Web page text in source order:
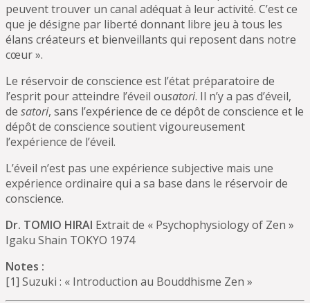
peuvent trouver un canal adéquat à leur activité. C’est ce
que je désigne par liberté donnant libre jeu à tous les
élans créateurs et bienveillants qui reposent dans notre
cœur ».
Le réservoir de conscience est l’état préparatoire de
l’esprit pour atteindre l’éveil ousatori. Il n’y a pas d’éveil,
de satori, sans l’expérience de ce dépôt de conscience et le
dépôt de conscience soutient vigoureusement
l’expérience de l’éveil.
L’éveil n’est pas une expérience subjective mais une
expérience ordinaire qui a sa base dans le réservoir de
conscience.
Dr. TOMIO HIRAI Extrait de « Psychophysiology of Zen »
Igaku Shain TOKYO 1974
Notes :
[1] Suzuki : « Introduction au Bouddhisme Zen »